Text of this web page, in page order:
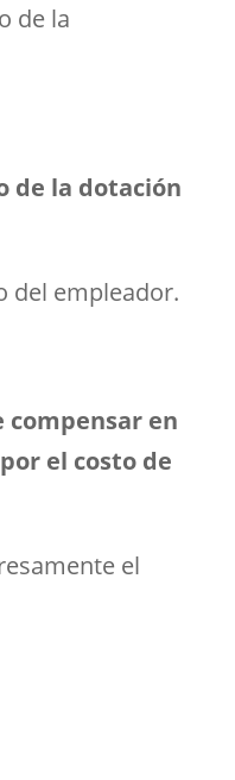
de la
de la dotación
del empleador.
compensar en
el costo de
el